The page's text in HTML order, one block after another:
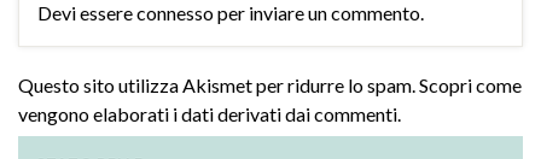
Devi essereconnessoper inviare un commento.
Questo sito utilizza Akismet per ridurre lo spam.Scopri come
vengono elaborati i dati derivati dai commenti.